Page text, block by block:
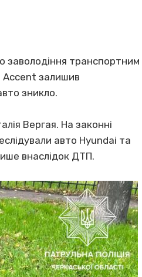
заволодіння транспортним
Accent залишив
зникло.
Вергая. На законні
авто Hyundai та
внаслідок ДТП.